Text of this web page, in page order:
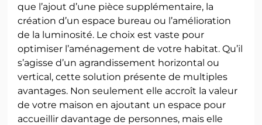
que l’ajout d’une pièce supplémentaire, la
création d’un espace bureau ou l’amélioration
de la luminosité. Le choix est vaste pour
optimiser l’aménagement de votre habitat. Qu’il
s’agisse d’un agrandissement horizontal ou
vertical, cette solution présente de multiples
avantages. Non seulement elle accroît la valeur
de votre maison en ajoutant un espace pour
accueillir davantage de personnes, mais elle